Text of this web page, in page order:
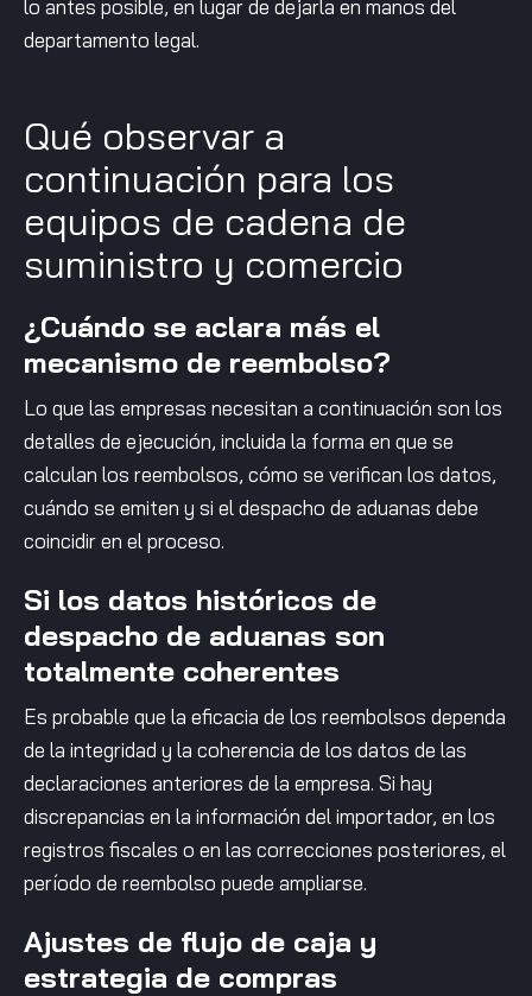
lo antes posible, en lugar de dejarla en manos del
departamento legal.
Qué observar a
continuación para los
equipos de cadena de
suministro y comercio
¿Cuándo se aclara más el
mecanismo de reembolso?
Lo que las empresas necesitan a continuación son los
detalles de ejecución, incluida la forma en que se
calculan los reembolsos, cómo se verifican los datos,
cuándo se emiten y si el despacho de aduanas debe
coincidir en el proceso.
Si los datos históricos de
despacho de aduanas son
totalmente coherentes
Es probable que la eficacia de los reembolsos dependa
de la integridad y la coherencia de los datos de las
declaraciones anteriores de la empresa. Si hay
discrepancias en la información del importador, en los
registros fiscales o en las correcciones posteriores, el
período de reembolso puede ampliarse.
Ajustes de flujo de caja y
estrategia de compras